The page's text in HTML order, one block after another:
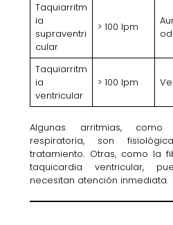
Taquiarritm
ia
supraventri
cular
> 100 lpm
Taquiarritm
ia
ventricular
> 100 lpm
Algunas arritmias,
respiratoria, son
tratamiento. Otras, como la
taquicardia ventricular,
necesitan atención inmediata.